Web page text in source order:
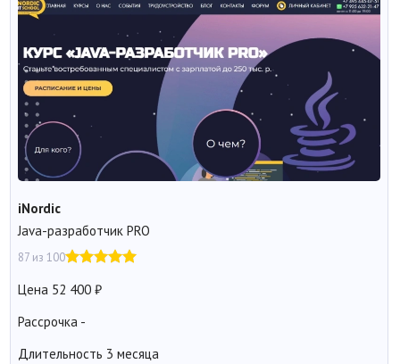
iNordic
Java-разработчик PRO
87 из 100
Цена 52 400
Рассрочка -
Длительность 3 месяца